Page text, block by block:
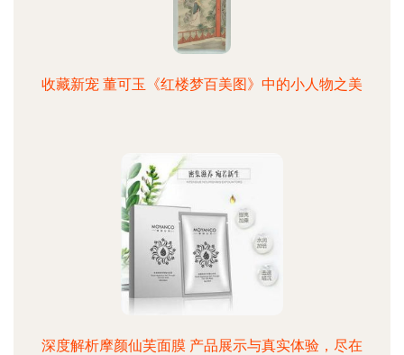
收藏新宠 董可玉《红楼梦百美图》中的小人物之美
深度解析摩颜仙芙面膜 产品展示与真实体验，尽在